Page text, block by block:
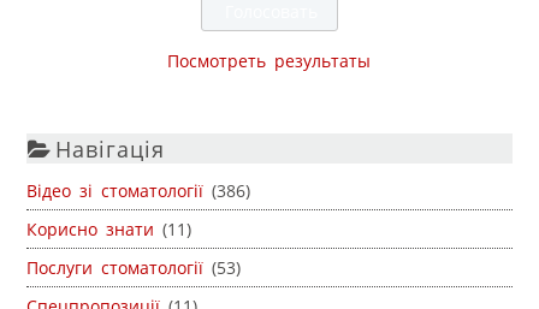
Посмотреть результаты
Навігація
Відео зі стоматології (386)
Корисно знати (11)
Послуги стоматології (53)